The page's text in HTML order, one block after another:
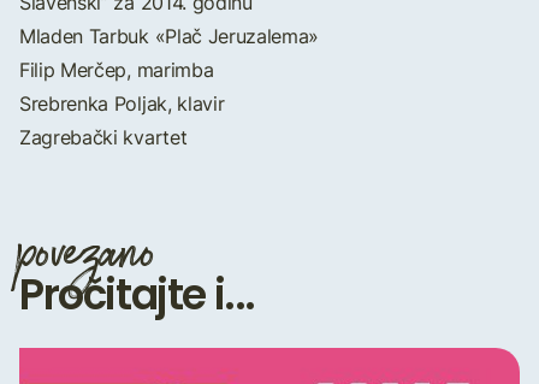
Mladen Tarbuk «Plač Jeruzalema»
Filip Merčep, marimba
Srebrenka Poljak, klavir
Zagrebački kvartet
povezano
Pročitajte i...